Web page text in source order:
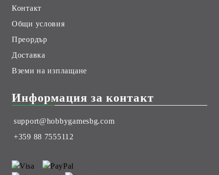
Контакт
Общи условия
Преордър
Доставка
Вземи на изплащане
Информация за контакт
support@hobbygamesbg.com
+359 88 7555112